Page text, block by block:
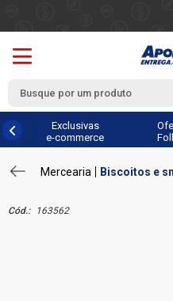
Exclusivas
e-commerce
Mercearia Biscoitos e
Cód.: 163562